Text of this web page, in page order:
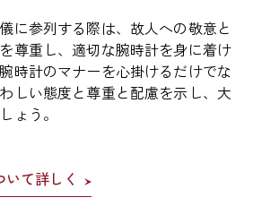
に参列する際は、故人への敬意と
尊重し、適切な腕時計を身に着け
時計のマナーを心掛けるだけでな
しい態度と尊重と配慮を示し、大
ょう。
いて詳しく